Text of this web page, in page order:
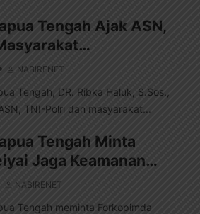
Tengah Ajak ASN,
NABIRENET
Tengah, DR. Ribka Haluk, S.Sos.,
TNI-Polri dan masyarakat...
Tengah Minta
Jaga Keamanan…
NABIRENET
Tengah meminta Forkopimda